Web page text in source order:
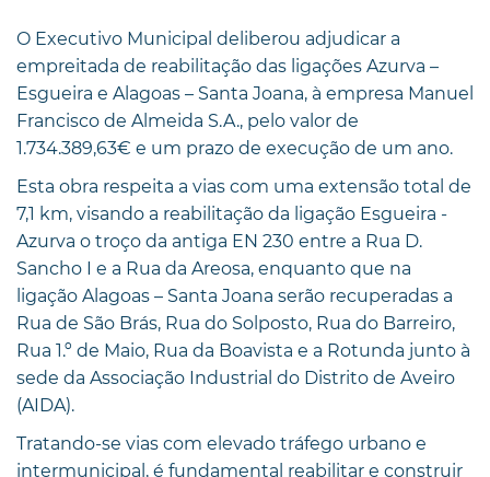
O Executivo Municipal deliberou adjudicar a
empreitada de reabilitação das ligações Azurva –
Esgueira e Alagoas – Santa Joana, à empresa Manuel
Francisco de Almeida S.A., pelo valor de
1.734.389,63€ e um prazo de execução de um ano.
Esta obra respeita a vias com uma extensão total de
7,1 km, visando a reabilitação da ligação Esgueira -
Azurva o troço da antiga EN 230 entre a Rua D.
Sancho I e a Rua da Areosa, enquanto que na
ligação Alagoas – Santa Joana serão recuperadas a
Rua de São Brás, Rua do Solposto, Rua do Barreiro,
Rua 1.º de Maio, Rua da Boavista e a Rotunda junto à
sede da Associação Industrial do Distrito de Aveiro
(AIDA).
Tratando-se vias com elevado tráfego urbano e
intermunicipal, é fundamental reabilitar e construir